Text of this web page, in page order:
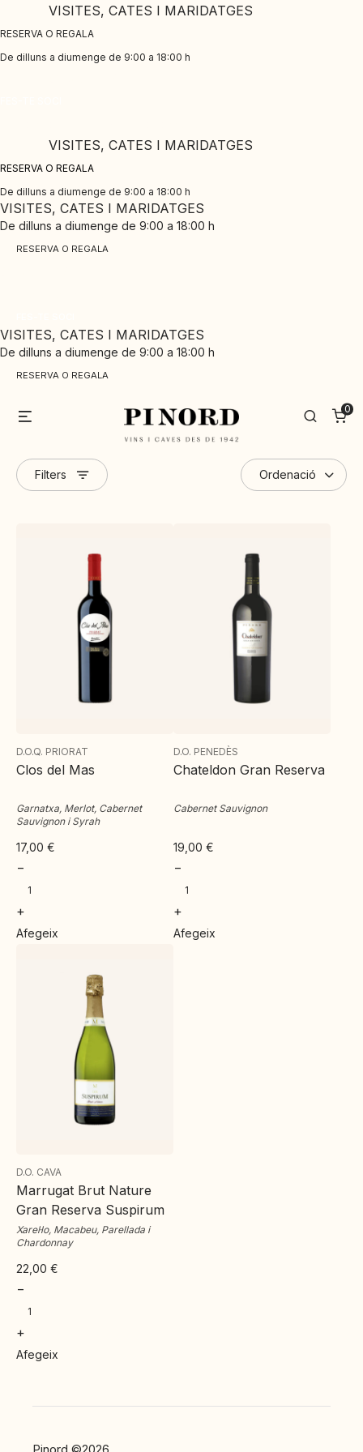
to
content
VISITES, CATES I MARIDATGES
RESERVA O REGALA
De dilluns a diumenge de 9:00 a 18:00 h
VISITES, CATES I MARIDATGES
RESERVA O REGALA
De dilluns a diumenge de 9:00 a 18:00 h
VISITES, CATES I MARIDATGES
De dilluns a diumenge de 9:00 a 18:00 h
RESERVA O REGALA
VISITES, CATES I MARIDATGES
De dilluns a diumenge de 9:00 a 18:00 h
RESERVA O REGALA
Search
0
Filters
D.O.Q. PRIORAT
Clos del Mas
Garnatxa, Merlot, Cabernet
Sauvignon i Syrah
17,00 €
−
+
Afegeix
D.O. PENEDÈS
Chateldon Gran Reserva
Cabernet Sauvignon
19,00 €
−
+
Afegeix
D.O. CAVA
Marrugat Brut Nature
Gran Reserva Suspirum
Xarel·lo, Macabeu, Parellada i
Chardonnay
22,00 €
−
+
Afegeix